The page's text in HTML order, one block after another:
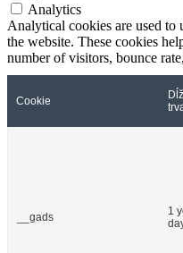
Analytics
Analytical cookies are used
the website. These cookies
number of visitors, bounce
Cookie
__gads
1